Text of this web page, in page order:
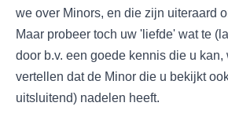
we over Minors, en die zijn uiteraard
Maar probeer toch uw 'liefde' wat te
door b.v. een goede kennis die u kan,
vertellen dat de Minor die u bekijkt
uitsluitend) nadelen heeft.